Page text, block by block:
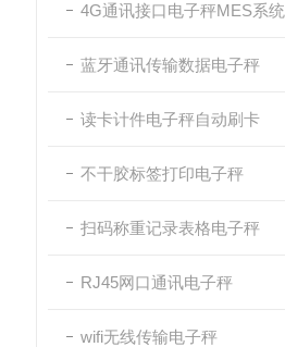
4G通讯接口电子秤MES系统
蓝牙通讯传输数据电子秤
读卡计件电子秤自动刷卡
不干胶标签打印电子秤
扫码称重记录表格电子秤
RJ45网口通讯电子秤
wifi无线传输电子秤